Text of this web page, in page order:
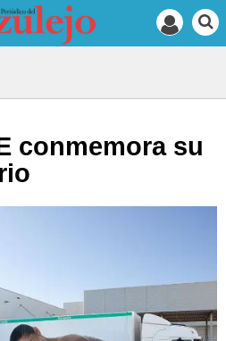
conmemora su